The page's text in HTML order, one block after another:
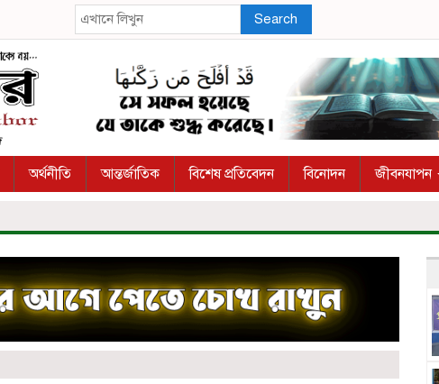
Search
অর্থনীতি আন্তর্জাতিক বিশেষ প্রতিবেদন বিনোদন জীবনযাপন